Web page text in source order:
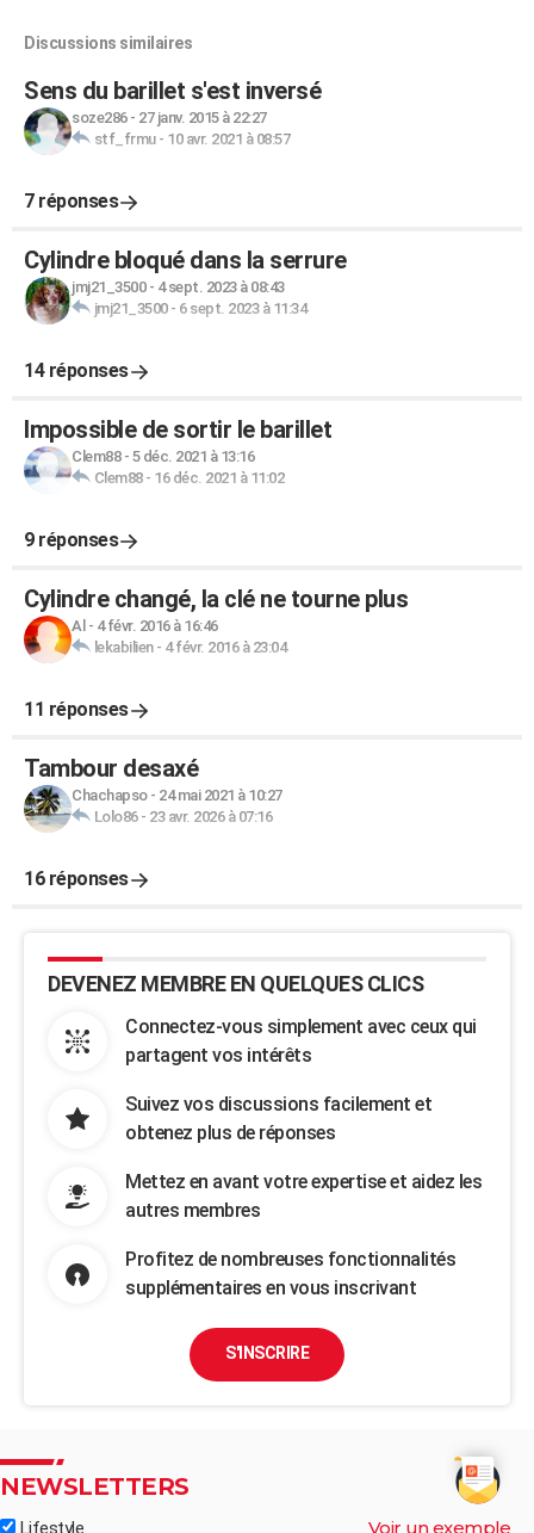
Discussions similaires
Sens du barillet s'est inversé
soze286- 27 janv. 2015 à 22:27
stf_frmu- 10 avr. 2021 à 08:57
7 réponses
Cylindre bloqué dans la serrure
jmj21_3500- 4 sept. 2023 à 08:43
jmj21_3500- 6 sept. 2023 à 11:34
14 réponses
Impossible de sortir le barillet
Clem88- 5 déc. 2021 à 13:16
Clem88- 16 déc. 2021 à 11:02
9 réponses
Cylindre changé, la clé ne tourne plus
Al - 4 févr. 2016 à 16:46
lekabilien- 4 févr. 2016 à 23:04
11 réponses
Tambour desaxé
Chachapso- 24 mai 2021 à 10:27
Lolo86- 23 avr. 2026 à 07:16
16 réponses
DEVENEZ MEMBRE EN QUELQUES CLICS
Connectez-vous simplement avec ceux qui
partagent vos intérêts
Suivez vos discussions facilement et
obtenez plus de réponses
Mettez en avant votre expertise et aidez les
autres membres
Profitez de nombreuses fonctionnalités
supplémentaires en vous inscrivant
S'INSCRIRE
NEWSLETTERS
Lifestyle Voir un exemple